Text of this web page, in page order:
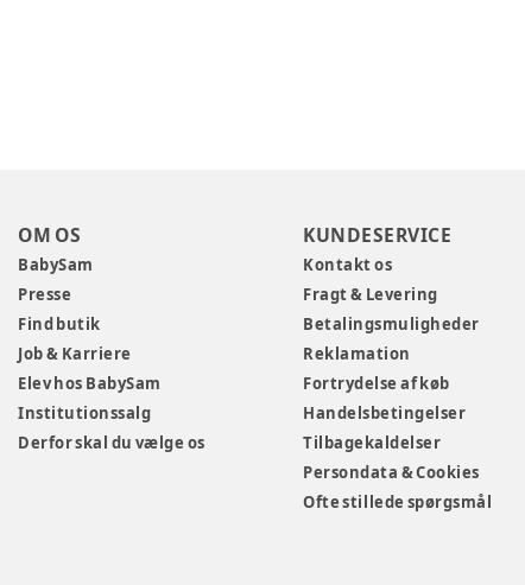
OM OS
BabySam
Presse
Find butik
Job & Karriere
Elev hos BabySam
Institutionssalg
Derfor skal du vælge os
KUNDESERVICE
Kontakt os
Fragt & Levering
Betalingsmuligheder
Reklamation
Fortrydelse af køb
Handelsbetingelser
Tilbagekaldelser
Persondata & Cookies
Ofte stillede spørgsmål